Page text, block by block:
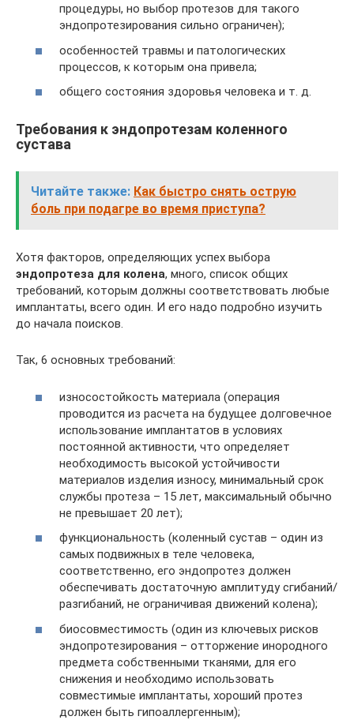
процедуры, но выбор протезов для такого
эндопротезирования сильно ограничен);
особенностей травмы и патологических
процессов, к которым она привела;
общего состояния здоровья человека и т. д.
Требования к эндопротезам коленного
сустава
Читайте также: Как быстро снять острую
боль при подагре во время приступа?
Хотя факторов, определяющих успех выбора
эндопротеза для колена, много, список общих
требований, которым должны соответствовать любые
имплантаты, всего один. И его надо подробно изучить
до начала поисков.
Так, 6 основных требований:
износостойкость материала (операция
проводится из расчета на будущее долговечное
использование имплантатов в условиях
постоянной активности, что определяет
необходимость высокой устойчивости
материалов изделия износу, минимальный срок
службы протеза – 15 лет, максимальный обычно
не превышает 20 лет);
функциональность (коленный сустав – один из
самых подвижных в теле человека,
соответственно, его эндопротез должен
обеспечивать достаточную амплитуду сгибаний/
разгибаний, не ограничивая движений колена);
биосовместимость (один из ключевых рисков
эндопротезирования – отторжение инородного
предмета собственными тканями, для его
снижения и необходимо использовать
совместимые имплантаты, хороший протез
должен быть гипоаллергенным);